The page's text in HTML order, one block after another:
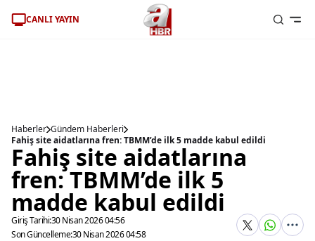
CANLI YAYIN
Haberler Gündem Haberleri
Fahiş site aidatlarına fren: TBMM’de ilk 5 madde kabul edildi
Fahiş site aidatlarına
fren: TBMM’de ilk 5
madde kabul edildi
Giriş Tarihi:30 Nisan 2026 04:56
Son Güncelleme:30 Nisan 2026 04:58